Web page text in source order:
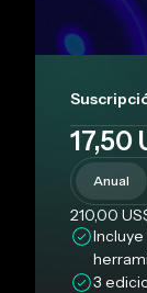
17,50
Anual
210,00
3